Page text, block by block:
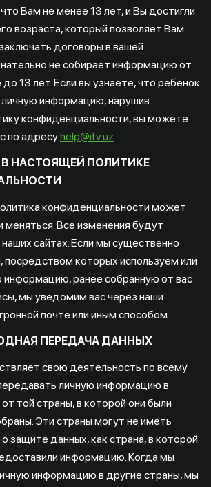
Вам не менее 13 лет, и Вы достигли
возраста, который позволяет Вам
договоры в вашей
не собирает информацию от
13 лет. Если вы узнаете, что ребенок
информацию, нарушив
конфиденциальности, вы можете
по адресуhelp@itv.uz.
В НАСТОЯЩЕЙ ПОЛИТИКЕ
конфиденциальности может
Все изменения будут
наших сайтах. Если мы существенно
посредством которых используем или
ранее собранную от вас
мы уведомим вас через наши
почте или иным способом.
ПЕРЕДАЧА ДАННЫХ
свою деятельность по всему
личную информацию в
той страны, в которой они были
Эти страны могут не иметь
защите данных, как страна, в которой
информацию. Когда мы
информацию в другие страны, мы